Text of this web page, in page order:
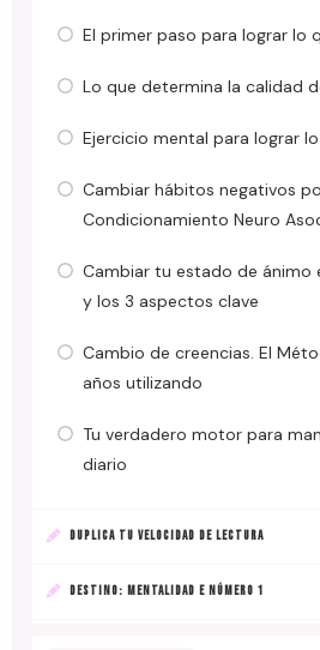
El primer paso para lograr lo
Lo que determina la calidad
Ejercicio mental para lograr
Cambiar hábitos negativos
Condicionamiento Neuro
Cambiar tu estado de ánimo
y los 3 aspectos clave
Cambio de creencias. El
años utilizando
Tu verdadero motor para
diario
DUPLICA TU VELOCIDAD DE LECTURA
DESTINO: MENTALIDAD E NÚMERO 1